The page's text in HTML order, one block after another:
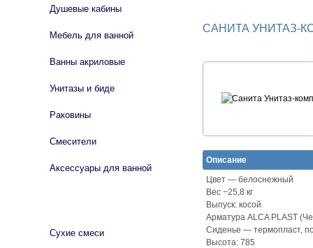
САНИТА УНИТАЗ-
Описание
Цвет — белоснежный
Вес −25,8 кг
Выпуск: косой
Арматура ALCA PLAST
Сиденье — термопласт,
Высота: 785
Душевые кабины
Мебель для ванной
Ванны акриловые
Унитазы и биде
Раковины
Смесители
Аксессуары для ванной
Сухие смеси